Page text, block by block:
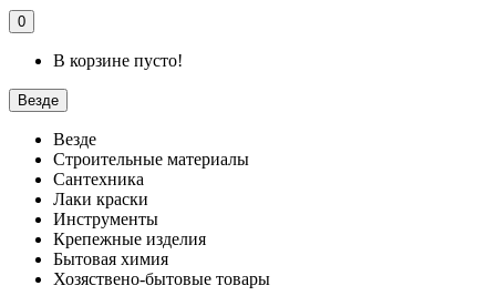
0
В корзине пусто!
Везде
Везде
Строительные материалы
Сантехника
Лаки краски
Инструменты
Крепежные изделия
Бытовая химия
Хозяствено-бытовые товары